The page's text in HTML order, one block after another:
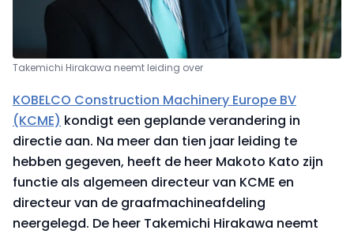
Takemichi Hirakawa neemt leiding over
KOBELCO Construction Machinery Europe BV
(KCME) kondigt een geplande verandering in
directie aan. Na meer dan tien jaar leiding te
hebben gegeven, heeft de heer Makoto Kato zijn
functie als algemeen directeur van KCME en
directeur van de graafmachineafdeling
neergelegd. De heer Takemichi Hirakawa neemt